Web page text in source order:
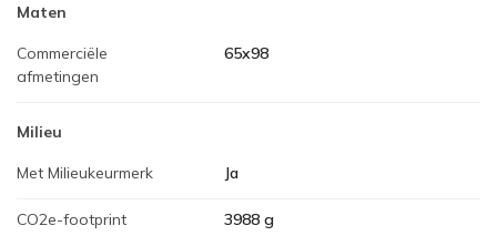
Maten
Commerciële
afmetingen
65x98
Milieu
Met Milieukeurmerk Ja
CO2e-footprint 3988 g